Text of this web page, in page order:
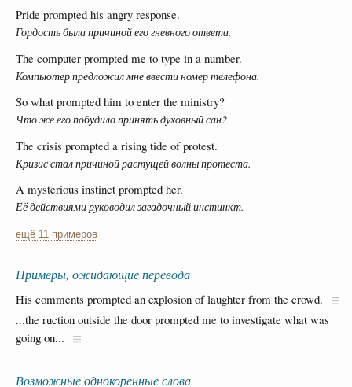
Pride prompted his angry response.
Гордость была причиной его гневного ответа.
The computer prompted me to type in a number.
Компьютер предложил мне ввести номер телефона.
So what prompted him to enter the ministry?
Что же его побудило принять духовный сан?
The crisis prompted a rising tide of protest.
Кризис стал причиной растущей волны протеста.
A mysterious instinct prompted her.
Её действиями руководил загадочный инстинкт.
ещё 11 примеров
Примеры, ожидающие перевода
His comments prompted an explosion of laughter from the crowd.
...the ruction outside the door prompted me to investigate what was
going on...
Возможные однокоренные слова